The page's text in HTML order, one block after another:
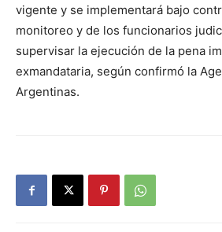
vigente y se implementará bajo
monitoreo y de los funcionarios
supervisar la ejecución de la pena
exmandataria, según confirmó la
Argentinas.